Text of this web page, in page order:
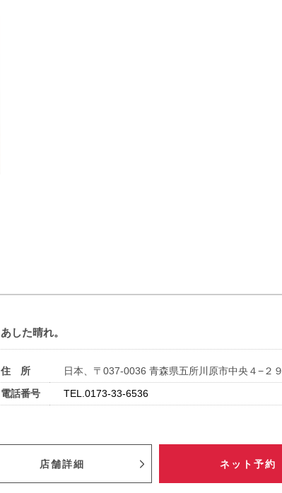
あした晴れ。
住 所
日本、〒037-0036 青森県五所川原市中央４−２９
電話番号
TEL.0173-33-6536
店舗詳細 ネット予約